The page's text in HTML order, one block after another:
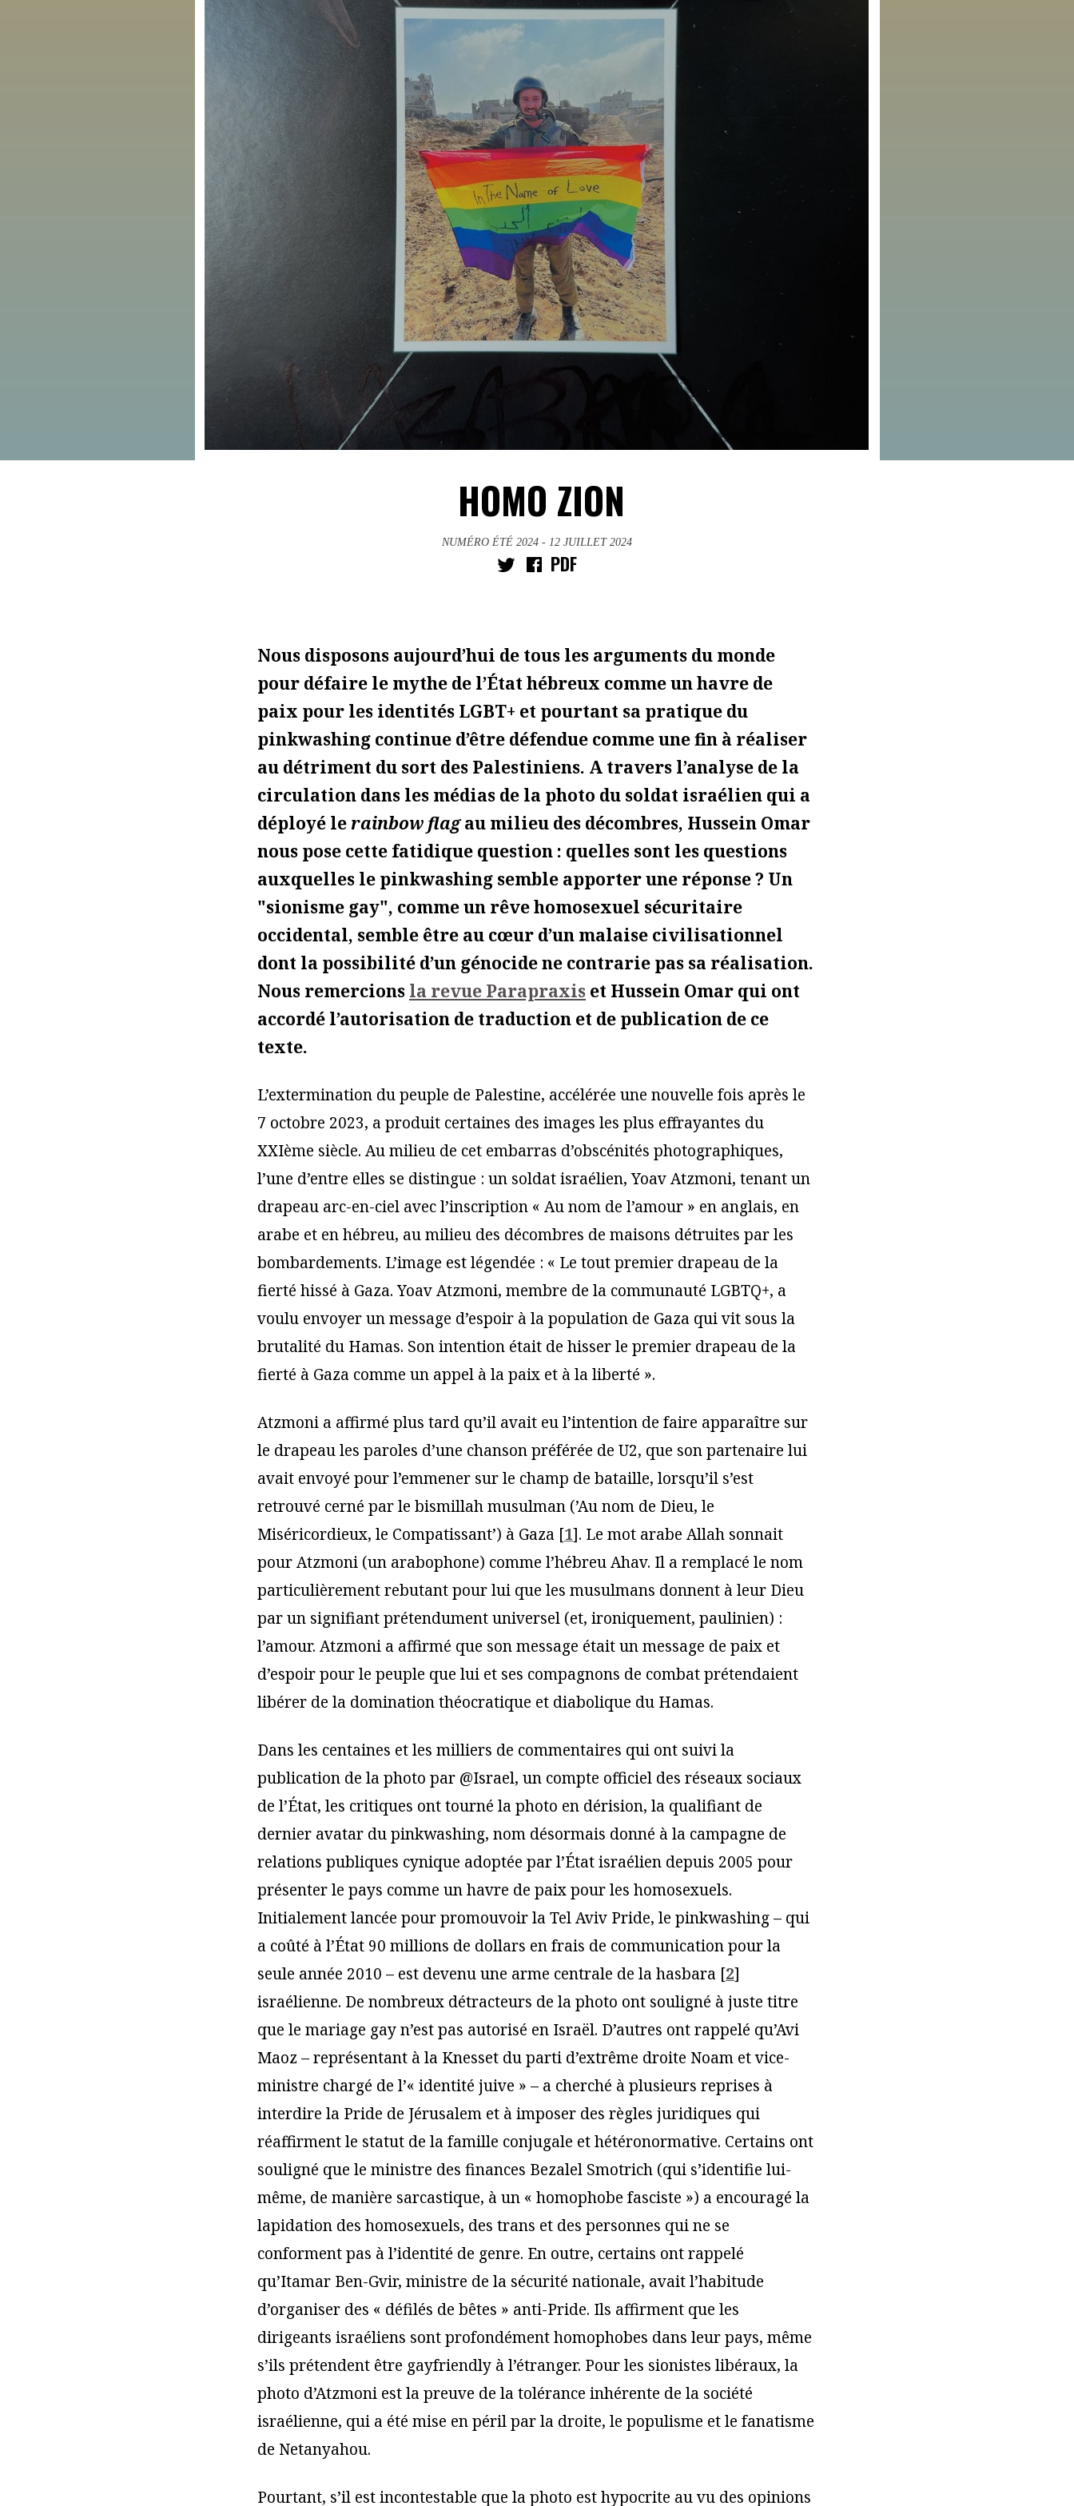
HOMO ZION
NUMÉRO ÉTÉ 2024 - 12 JUILLET 2024
PDF
Nous disposons aujourd’hui de tous les arguments du monde
pour défaire le mythe de l’État hébreux comme un havre de
paix pour les identités LGBT+ et pourtant sa pratique du
pinkwashing continue d’être défendue comme une fin à réaliser
au détriment du sort des Palestiniens. A travers l’analyse de la
circulation dans les médias de la photo du soldat israélien qui a
déployé lerainbow flagau milieu des décombres, Hussein Omar
nous pose cette fatidique question : quelles sont les questions
auxquelles le pinkwashing semble apporter une réponse ? Un
"sionisme gay", comme un rêve homosexuel sécuritaire
occidental, semble être au cœur d’un malaise civilisationnel
dont la possibilité d’un génocide ne contrarie pas sa réalisation.
Nous remercions la revue Parapraxis et Hussein Omar qui ont
accordé l’autorisation de traduction et de publication de ce
texte.
L’extermination du peuple de Palestine, accélérée une nouvelle fois après le
7 octobre 2023, a produit certaines des images les plus effrayantes du
XXIème siècle. Au milieu de cet embarras d’obscénités photographiques,
l’une d’entre elles se distingue : un soldat israélien, Yoav Atzmoni, tenant un
drapeau arc-en-ciel avec l’inscription « Au nom de l’amour » en anglais, en
arabe et en hébreu, au milieu des décombres de maisons détruites par les
bombardements. L’image est légendée : « Le tout premier drapeau de la
fierté hissé à Gaza. Yoav Atzmoni, membre de la communauté LGBTQ+, a
voulu envoyer un message d’espoir à la population de Gaza qui vit sous la
brutalité du Hamas. Son intention était de hisser le premier drapeau de la
fierté à Gaza comme un appel à la paix et à la liberté ».
Atzmoni a affirmé plus tard qu’il avait eu l’intention de faire apparaître sur
le drapeau les paroles d’une chanson préférée de U2, que son partenaire lui
avait envoyé pour l’emmener sur le champ de bataille, lorsqu’il s’est
retrouvé cerné par le bismillah musulman (’Au nom de Dieu, le
Miséricordieux, le Compatissant’) à Gaza [1]. Le mot arabe Allah sonnait
pour Atzmoni (un arabophone) comme l’hébreu Ahav. Il a remplacé le nom
particulièrement rebutant pour lui que les musulmans donnent à leur Dieu
par un signifiant prétendument universel (et, ironiquement, paulinien) :
l’amour. Atzmoni a affirmé que son message était un message de paix et
d’espoir pour le peuple que lui et ses compagnons de combat prétendaient
libérer de la domination théocratique et diabolique du Hamas.
Dans les centaines et les milliers de commentaires qui ont suivi la
publication de la photo par @Israel, un compte officiel des réseaux sociaux
de l’État, les critiques ont tourné la photo en dérision, la qualifiant de
dernier avatar du pinkwashing, nom désormais donné à la campagne de
relations publiques cynique adoptée par l’État israélien depuis 2005 pour
présenter le pays comme un havre de paix pour les homosexuels.
Initialement lancée pour promouvoir la Tel Aviv Pride, le pinkwashing – qui
a coûté à l’État 90 millions de dollars en frais de communication pour la
seule année 2010 – est devenu une arme centrale de la hasbara [2]
israélienne. De nombreux détracteurs de la photo ont souligné à juste titre
que le mariage gay n’est pas autorisé en Israël. D’autres ont rappelé qu’Avi
Maoz – représentant à la Knesset du parti d’extrême droite Noam et vice-
ministre chargé de l’« identité juive » – a cherché à plusieurs reprises à
interdire la Pride de Jérusalem et à imposer des règles juridiques qui
réaffirment le statut de la famille conjugale et hétéronormative. Certains ont
souligné que le ministre des finances Bezalel Smotrich (qui s’identifie lui-
même, de manière sarcastique, à un « homophobe fasciste ») a encouragé la
lapidation des homosexuels, des trans et des personnes qui ne se
conforment pas à l’identité de genre. En outre, certains ont rappelé
qu’Itamar Ben-Gvir, ministre de la sécurité nationale, avait l’habitude
d’organiser des « défilés de bêtes » anti-Pride. Ils affirment que les
dirigeants israéliens sont profondément homophobes dans leur pays, même
s’ils prétendent être gayfriendly à l’étranger. Pour les sionistes libéraux, la
photo d’Atzmoni est la preuve de la tolérance inhérente de la société
israélienne, qui a été mise en péril par la droite, le populisme et le fanatisme
de Netanyahou.
Pourtant, s’il est incontestable que la photo est hypocrite au vu des opinions